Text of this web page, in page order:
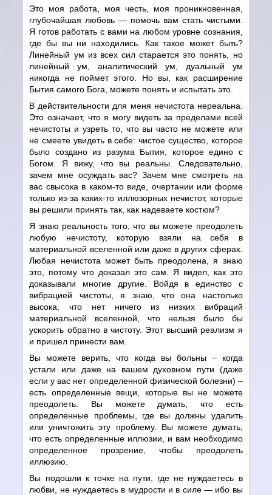
Это моя работа, моя честь, моя проникновенная,
глубочайшая любовь — помочь вам стать чистыми.
Я готов работать с вами на любом уровне сознания,
где бы вы ни находились. Как такое может быть?
Линейный ум из всех сил старается это понять, но
линейный ум, аналитический ум, дуальный ум
никогда не поймет этого. Но вы, как расширение
Бытия самого Бога, можете понять и испытать это.
В действительности для меня нечистота нереальна.
Это означает, что я могу видеть за пределами всей
нечистоты и узреть то, что вы часто не можете или
не смеете увидеть в себе: чистое существо, которое
было создано из разума Бытия, которое едино с
Богом. Я вижу, что вы реальны. Следовательно,
зачем мне осуждать вас? Зачем мне смотреть на
вас свысока в каком-то виде, очертании или форме
только из-за каких-то иллюзорных нечистот, которые
вы решили принять так, как надеваете костюм?
Я знаю реальность того, что вы можете преодолеть
любую нечистоту, которую взяли на себя в
материальной вселенной или даже в других сферах.
Любая нечистота может быть преодолена, я знаю
это, потому что доказал это сам. Я видел, как это
доказывали многие другие. Войдя в единство с
вибрацией чистоты, я знаю, что она настолько
высока, что нет ничего из низких вибраций
материальной вселенной, что нельзя было бы
ускорить обратно в чистоту. Этот высший реализм я
и пришел принести вам.
Вы можете верить, что когда вы больны − когда
устали или даже на вашем духовном пути (даже
если у вас нет определенной физической болезни) –
есть определенные вещи, которые вы не можете
преодолеть. Вы можете думать, что есть
определенные проблемы, где вы должны удалить
или уничтожить эту проблему. Вы можете думать,
что есть определенные иллюзии, и вам необходимо
определенное прозрение, чтобы преодолеть
иллюзию.
Вы подошли к точке на пути, где не нуждаетесь в
любви, не нуждаетесь в мудрости и в силе — ибо вы